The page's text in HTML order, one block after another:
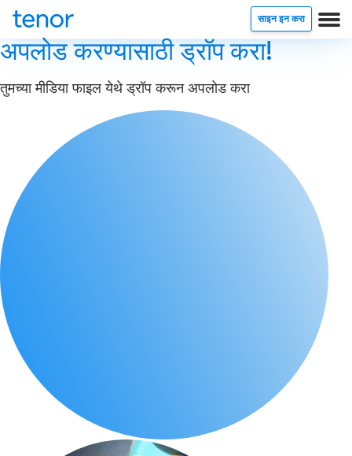
साइन इन करा
अपलोड करण्यासाठी ड्रॉप करा!
तुमच्या मीडिया फाइल येथे ड्रॉप करून अपलोड करा